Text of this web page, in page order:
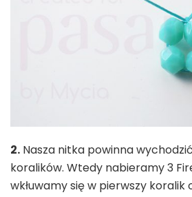
2. Nasza nitka powinna
koralików. Wtedy nabieramy 3
wkłuwamy się w pierwszy koralik